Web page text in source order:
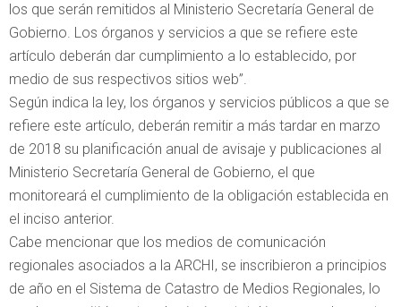
los que serán remitidos al Ministerio Secretaría General de
Gobierno. Los órganos y servicios a que se refiere este
artículo deberán dar cumplimiento a lo establecido, por
medio de sus respectivos sitios web”.
Según indica la ley, los órganos y servicios públicos a que se
refiere este artículo, deberán remitir a más tardar en marzo
de 2018 su planificación anual de avisaje y publicaciones al
Ministerio Secretaría General de Gobierno, el que
monitoreará el cumplimiento de la obligación establecida en
el inciso anterior.
Cabe mencionar que los medios de comunicación
regionales asociados a la ARCHI, se inscribieron a principios
de año en el Sistema de Catastro de Medios Regionales, lo